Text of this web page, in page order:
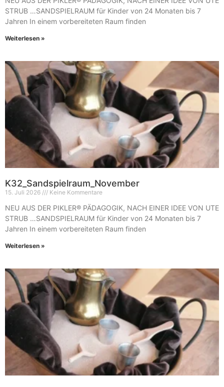
STRUB …SANDSPIELRAUM für Kinder von 24 Monaten bis 7
Jahren In einem vorbereiteten Raum finden
Weiterlesen »
K32_Sandspielraum_November
15. Juli 2026 Keine Kommentare
NEU AUS DER PIKLER® PÄDAGOGIK, NACH EINER IDEE VON UTE
STRUB …SANDSPIELRAUM für Kinder von 24 Monaten bis 7
Jahren In einem vorbereiteten Raum finden
Weiterlesen »